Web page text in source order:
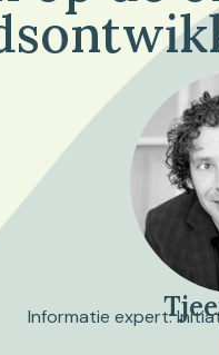
Informatie expert.